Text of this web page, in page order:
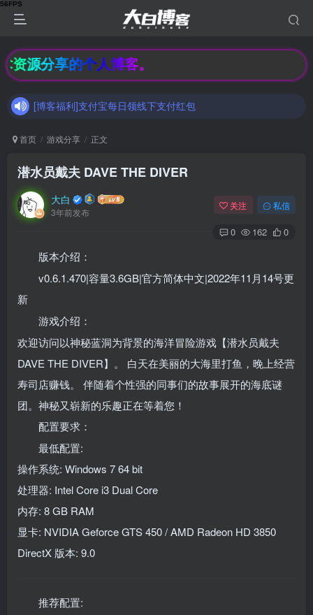
分享的个人博客。
[博客福利]支付宝每日领线下支付红包
加入大白博客官方交流群，和其他小伙伴们一起讨论交流吧（有隐藏羊毛福利哟）速速来吧
[博客福利]支付宝每日领线下支付红包
首页 游戏分享 正文
潜水员戴夫 DAVE THE DIVER
大白
3年前发布
关注 私信
0 162 0
版本介绍：
v0.6.1.470|容量3.6GB|官方简体中文|2022年11月14号更
新
游戏介绍：
欢迎访问以神秘蓝洞为背景的海洋冒险游戏【潜水员戴夫
DAVE THE DIVER】。 白天在美丽的大海里打鱼，晚上经营
寿司店赚钱。 伴随着个性强的同事们的故事展开的海底谜
团。神秘又崭新的乐趣正在等着您！
配置要求：
最低配置:
操作系统: Windows 7 64 bit
处理器: Intel Core i3 Dual Core
内存: 8 GB RAM
显卡: NVIDIA Geforce GTS 450 / AMD Radeon HD 3850
DirectX 版本: 9.0
推荐配置: